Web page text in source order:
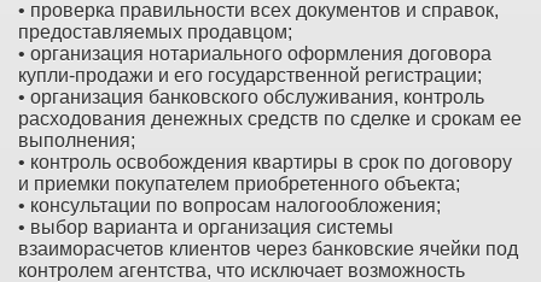
• проверка правильности всех документов и справок,
предоставляемых продавцом;
• организация нотариального оформления договора
купли-продажи и его государственной регистрации;
• организация банковского обслуживания, контроль
расходования денежных средств по сделке и срокам ее
выполнения;
• контроль освобождения квартиры в срок по договору
и приемки покупателем приобретенного объекта;
• консультации по вопросам налогообложения;
• выбор варианта и организация системы
взаиморасчетов клиентов через банковские ячейки под
контролем агентства, что исключает возможность